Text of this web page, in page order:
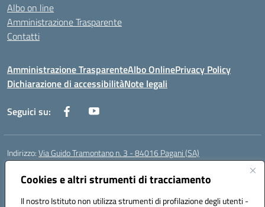
Cookies e altri strumenti di tracciamento
Il nostro Istituto non utilizza strumenti di profilazione degli utenti -
Albo on line
Amministrazione Trasparente
Contatti
Amministrazione TrasparenteAlbo OnlinePrivacy Policy
Dichiarazione di accessibilitàNote legali
Seguici su:
Indirizzo:Via Guido Tramontano n. 3 - 84016 Pagani (SA)
Centralino:
Posta elettronica certificata (PEC):saps08000t@pec.istruzione.it
Codice fiscale: 80022400651